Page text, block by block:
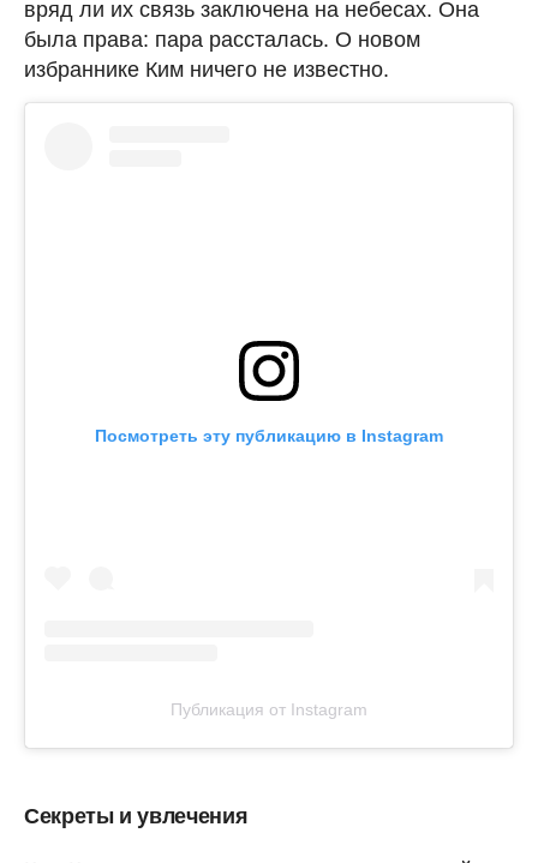
вряд ли их связь заключена на небесах. Она
была права: пара рассталась. О новом
избраннике Ким ничего не известно.
Посмотреть эту публикацию в Instagram
Публикация от Instagram
Секреты и увлечения